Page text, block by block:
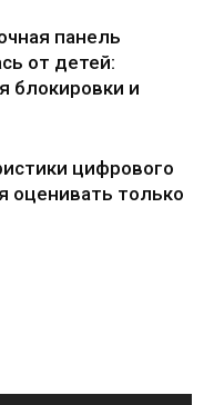
панель
от детей:
блокировки и
цифрового
оценивать только